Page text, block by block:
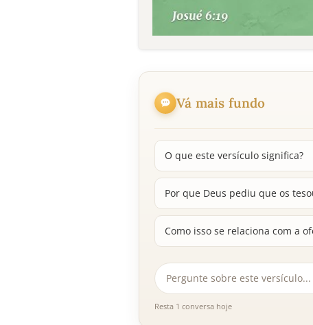
Vá mais fundo
O que este versículo significa?
Por que Deus pediu que os
Como isso se relaciona com a
Resta 1 conversa hoje